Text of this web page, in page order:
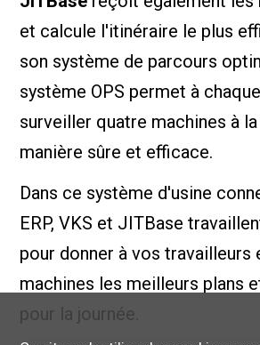
et calcule l'itinéraire le plus
son système de parcours
système OPS permet à
surveiller quatre machines à
manière sûre et efficace.
Dans ce système d'usine
ERP, VKS et JITBase
pour donner à vos travailleurs
machines les meilleurs plans
pour la journée.